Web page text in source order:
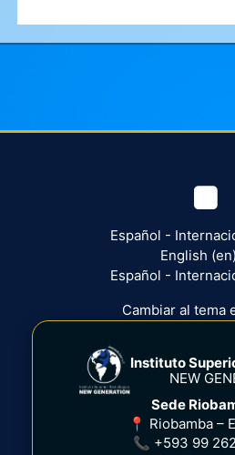
Español -
English ‎(en)‎
Español -
Cambiar al tema
Instituto
NEW
Sede
📍 Riobamba –
📞 +593 99